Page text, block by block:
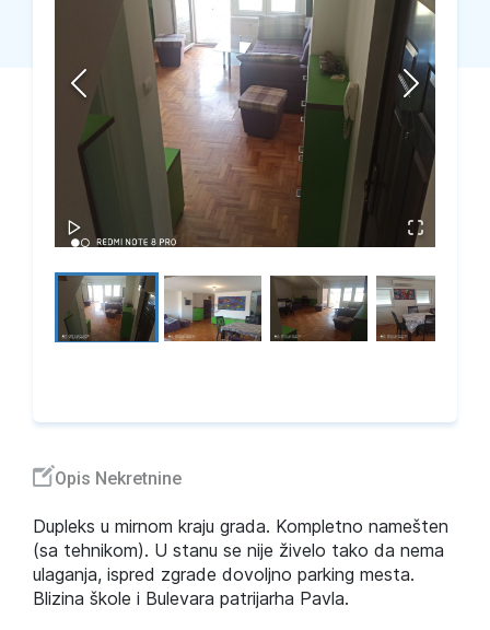
Opis Nekretnine
Dupleks u mirnom kraju grada. Kompletno namešten
(sa tehnikom). U stanu se nije živelo tako da nema
ulaganja, ispred zgrade dovoljno parking mesta.
Blizina škole i Bulevara patrijarha Pavla.